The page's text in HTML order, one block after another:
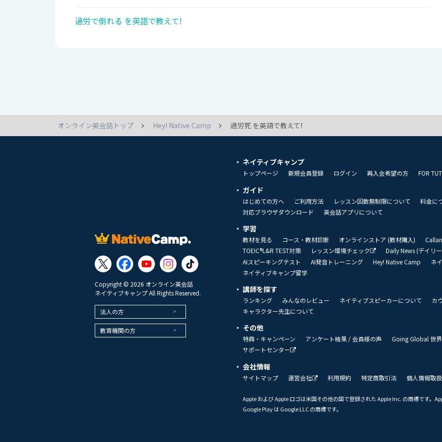
過労で倒れる を英語で教えて!
オンライン英会話トップ Hey! Native Camp 過労死 を英語で教えて!
Copyright © 2026 オンライン英会話
ネイティブキャンプ All Rights Reserved.
法人の方
教育機関の方
ネイティブキャンプ
トップページ 新規会員登録 ログイン 再入会希望の方 FOR
ガイド
はじめての方へ ご利用方法 レッスン回数無制限について 料金に
対応ブラウザダウンロード
英会話アプリについて
学習
教材を見る コース・教材診断 オンラインストア (教材購入)
TOEIC®L&R TEST対策
レッスン環境チェック Daily News (デイリ
AIスピーキングテスト
AI発音トレーニング Hey! Native Camp ネ
ネイティブキャンプ留学
講師を探す
ランキング みんなのレビュー ネイティブスピーカーについて
カ
キャラクター先生について
その他
特典・キャンペーン アンケート結果 / 会員様の声 Going Global 世
サポートセンター
会社情報
サイトマップ 運営会社 利用規約 特定商取引法 個人情報取
Apple および Apple ロゴは米国その他の国で登録された Apple Inc. の商標です。
Google Play は Google LLC の商標です。